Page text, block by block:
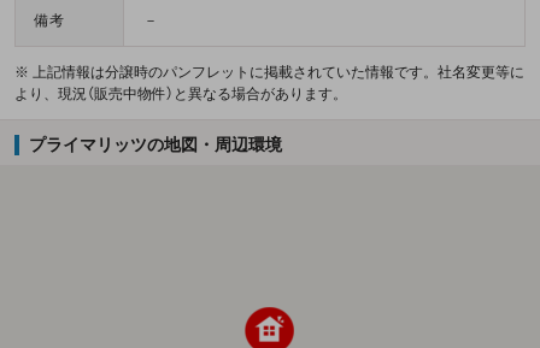
備考 －
※ 上記情報は分譲時のパンフレットに掲載されていた情報です。社名変更等に
より、現況（販売中物件）と異なる場合があります。
プライマリッツの地図・周辺環境